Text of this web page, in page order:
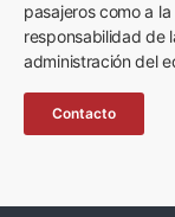
pasajeros como a la
responsabilidad de
administración del
Contacto